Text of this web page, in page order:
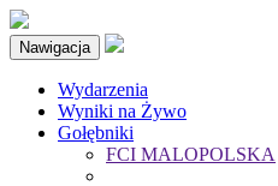
Nawigacja
Wydarzenia
Wyniki na Żywo
Gołębniki
FCI MALOPOLSKA